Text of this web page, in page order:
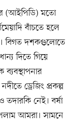
(আইপিডি) মতো
বাঁচতে হলে
বিগত দশকগুলোতে
দিতে গিয়ে
ব্যবস্থাপনার
ড্রেজিং প্রকল্প
নেই। বর্ষা
আমরা। সামনে